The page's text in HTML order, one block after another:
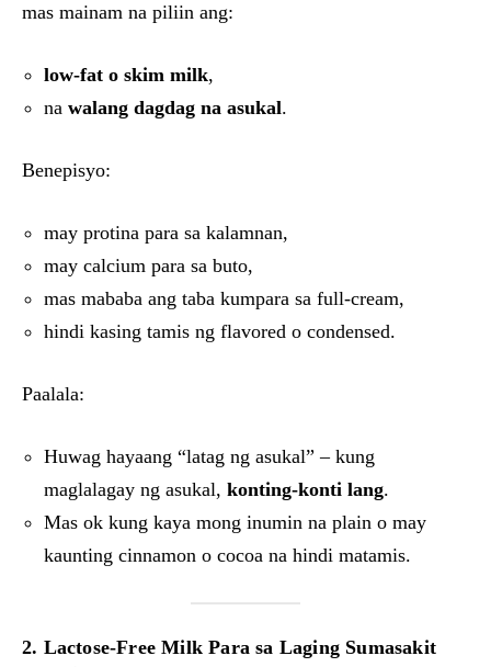
mas mainam na piliin ang:
low-fat o skim milk,
na walang dagdag na asukal.
Benepisyo:
may protina para sa kalamnan,
may calcium para sa buto,
mas mababa ang taba kumpara sa full-cream,
hindi kasing tamis ng flavored o condensed.
Paalala:
Huwag hayaang “latag ng asukal” – kung
maglalagay ng asukal, konting-konti lang.
Mas ok kung kaya mong inumin na plain o may
kaunting cinnamon o cocoa na hindi matamis.
2. Lactose-Free Milk Para sa Laging Sumasakit